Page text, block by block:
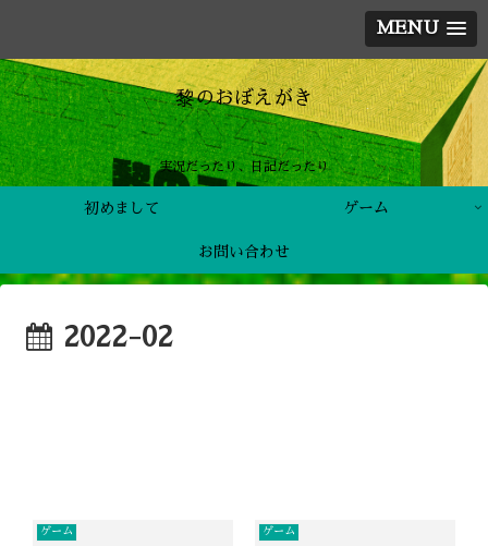
MENU
黎のおぼえがき
実況だったり、日記だったり
初めまして ゲーム
お問い合わせ
2022-02
ゲーム ゲーム